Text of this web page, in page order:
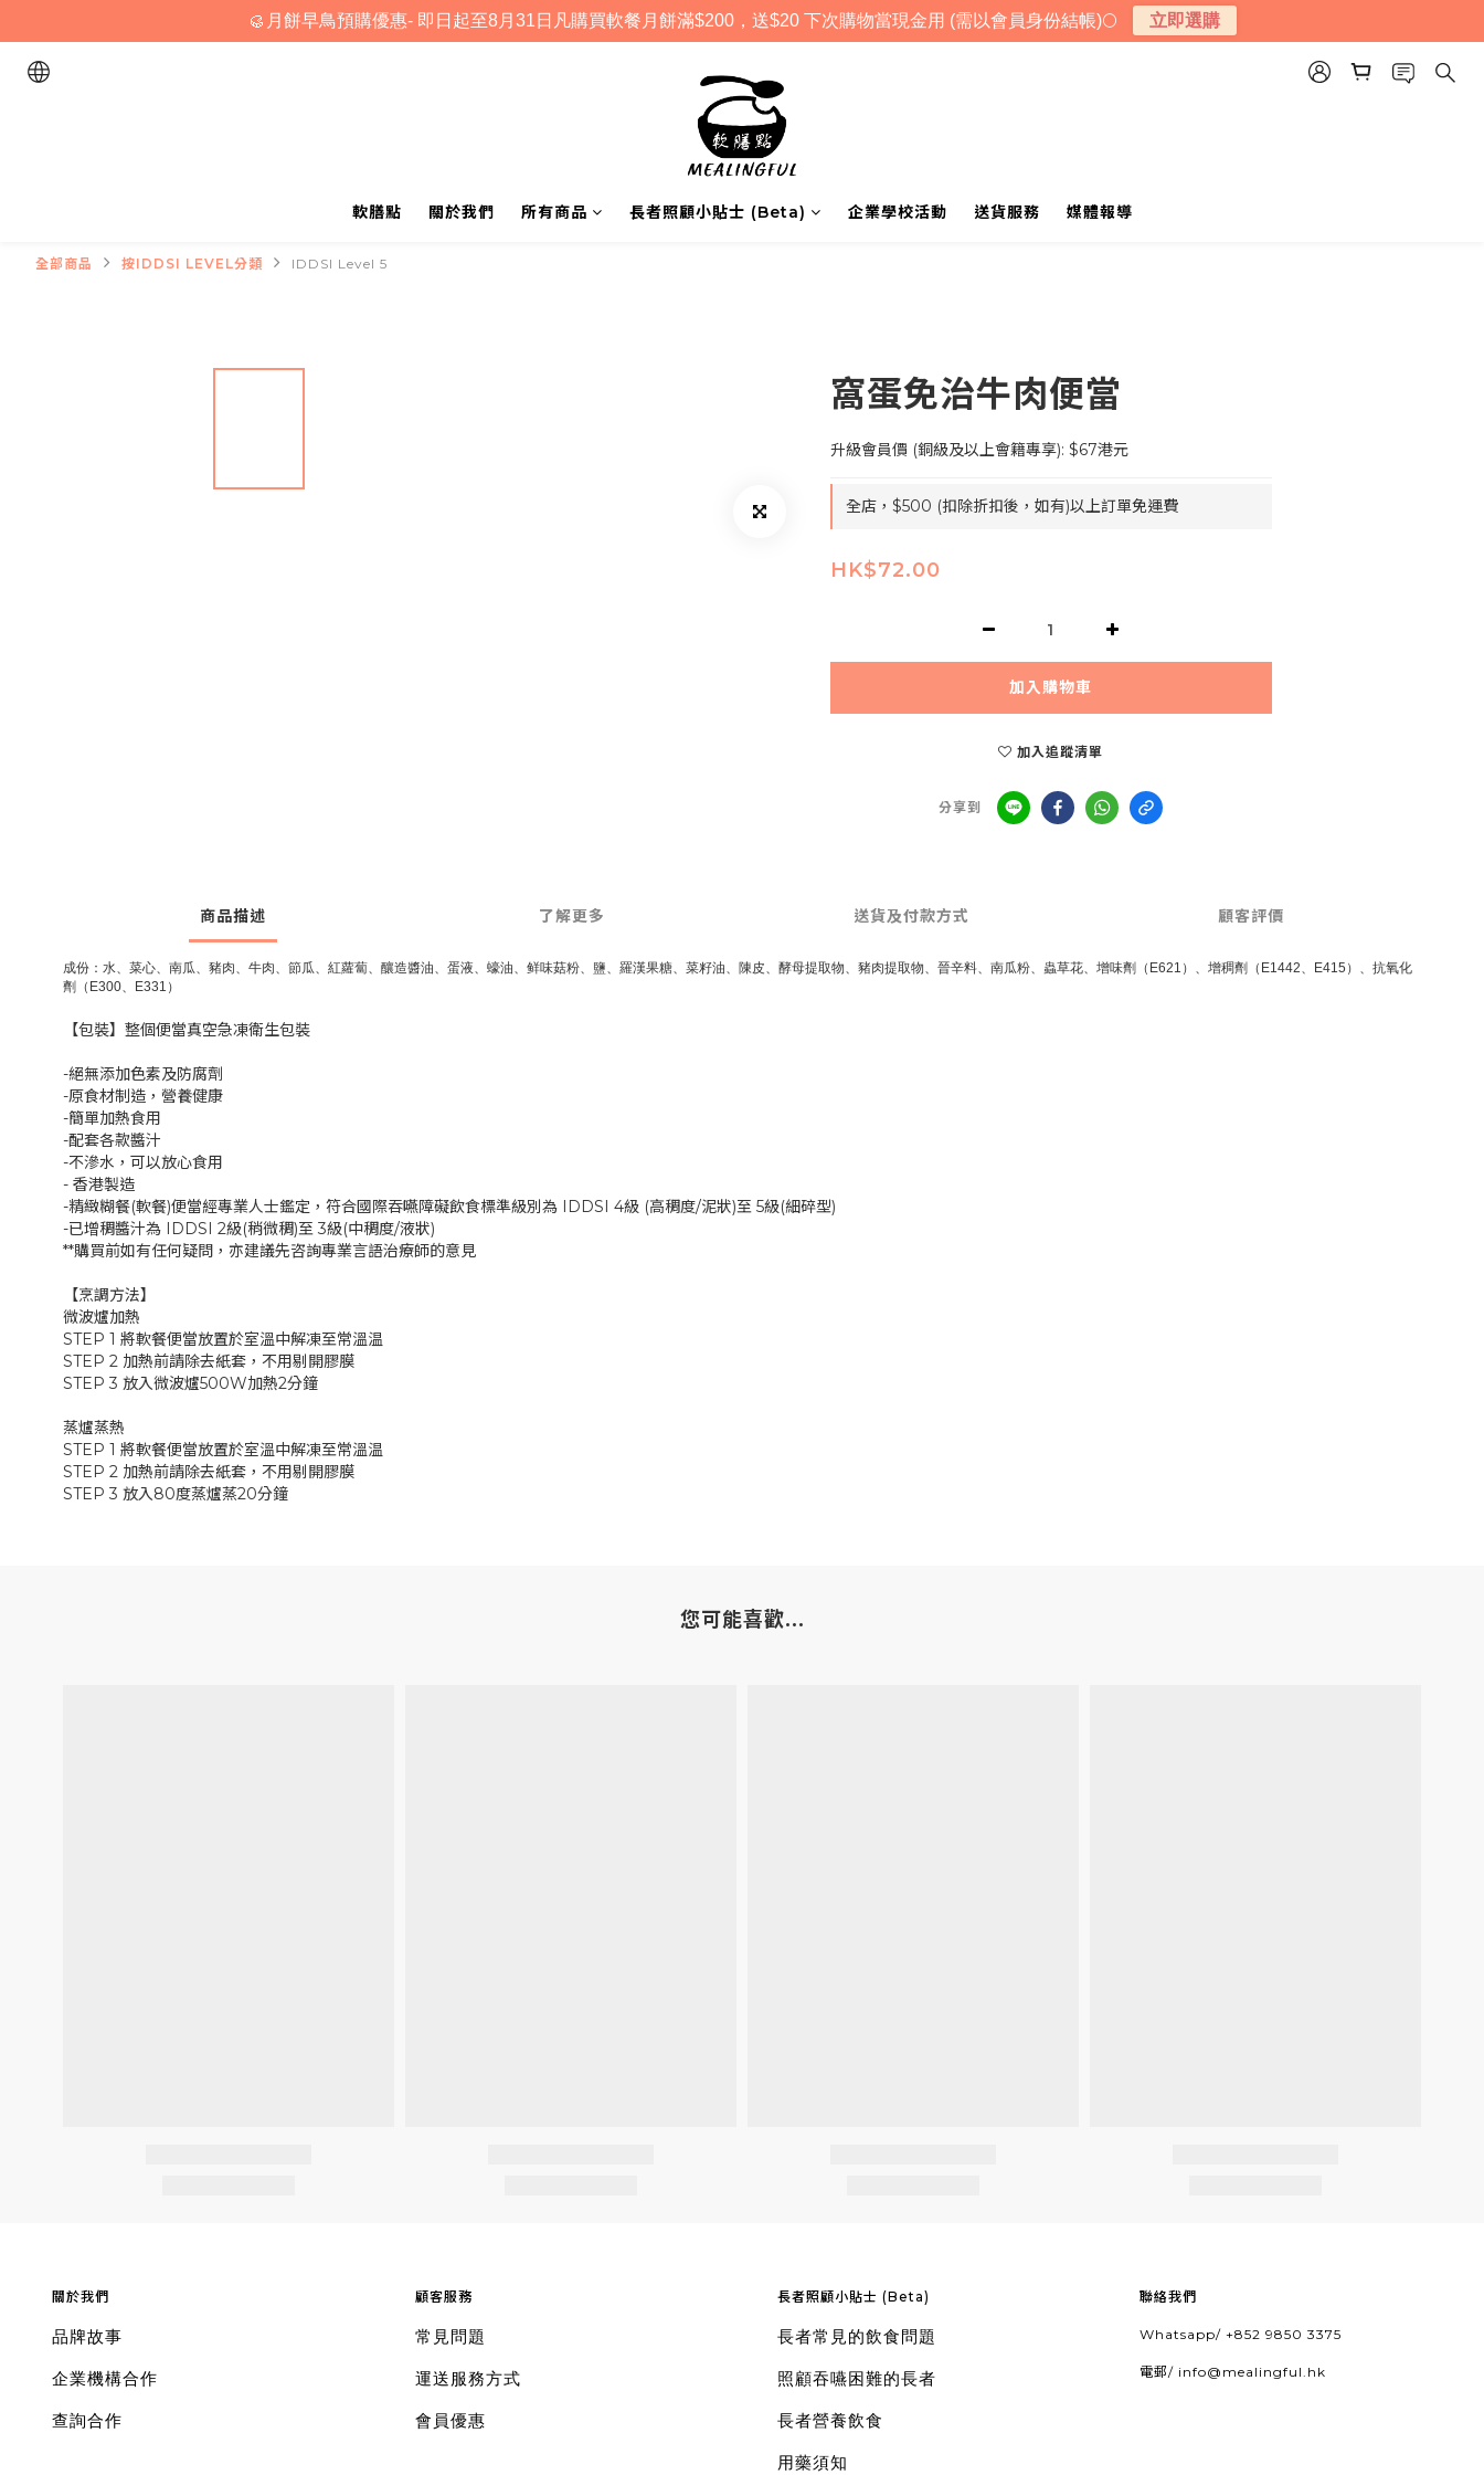
軟膳點 關於我們 所有商品 長者照顧小貼士 (Beta) 企業學校活動 送貨服務 媒體報導
全部商品 按IDDSI LEVEL分類 IDDSI Level 5
窩蛋免治牛肉便當
升級會員價 (銅級及以上會籍專享): $67港元
全店，$500 (扣除折扣後，如有)以上訂單免運費
HK$72.00
加入購物車
加入追蹤清單
分享到
商品描述 了解更多 送貨及付款方式 顧客評價
成份：水、菜心、南瓜、豬肉、牛肉、節瓜、紅蘿蔔、釀造醬油、蛋液、蠔油、鲜味菇粉、鹽、羅漢果糖、菜籽油、陳皮、酵母提取物、豬肉提取物、晉辛料、南瓜粉、蟲草花、增味劑（E621）、增稠劑（E1442、E415）、抗氧化
劑（E300、E331）
【包裝】整個便當真空急凍衛生包裝
-絕無添加色素及防腐劑
-原食材制造，營養健康
-簡單加熱食用
-配套各款醬汁
-不滲水，可以放心食用
- 香港製造
-精緻糊餐(軟餐)便當經專業人士鑑定，符合國際吞嚥障礙飲食標準級別為 IDDSI 4級 (高稠度/泥狀)至 5級(細碎型)
-已增稠醬汁為 IDDSI 2級(稍微稠)至 3級(中稠度/液狀)
**購買前如有任何疑問，亦建議先咨詢專業言語治療師的意見
【烹調方法】
微波爐加熱
STEP 1 將軟餐便當放置於室溫中解凍至常溫温
STEP 2 加熱前請除去紙套，不用剔開膠膜
STEP 3 放入微波爐500W加熱2分鐘
蒸爐蒸熱
STEP 1 將軟餐便當放置於室溫中解凍至常溫温
STEP 2 加熱前請除去紙套，不用剔開膠膜
STEP 3 放入80度蒸爐蒸20分鐘
您可能喜歡...
關於我們
品牌故事
企業機構合作
查詢合作
顧客服務
常見問題
運送服務方式
會員優惠
長者照顧小貼士 (Beta)
長者常見的飲食問題
照顧吞嚥困難的長者
長者營養飲食
用藥須知
聯絡我們
Whatsapp/ +852 9850 3375
電郵/ info@mealingful.hk
🥮月餅早鳥預購優惠- 即日起至8月31日凡購買軟餐月餅滿$200，送$20 下次購物當現金用 (需以會員身份結帳)🌕 立即選購